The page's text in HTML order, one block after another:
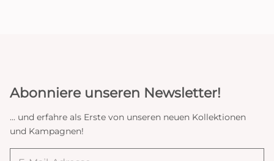
Abonniere unseren Newsletter!
... und erfahre als Erste von unseren neuen Kollektionen
und Kampagnen!